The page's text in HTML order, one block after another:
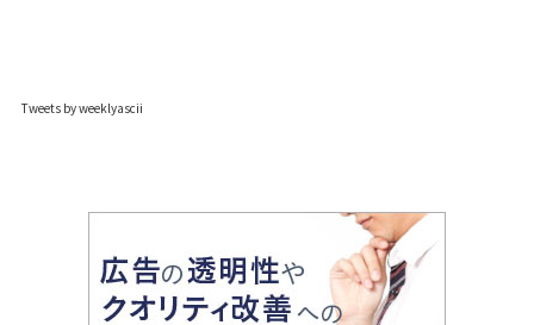
Tweets by weeklyascii